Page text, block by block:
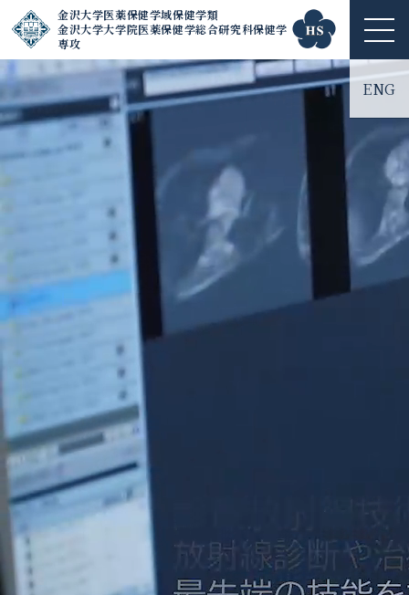
金沢大学医薬保健学域保健学類
金沢大学大学院医薬保健学総合研究科保健学
専攻
ME
NU
ENG